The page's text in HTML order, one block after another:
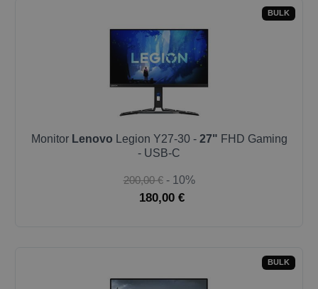
BULK
Monitor Lenovo Legion Y27-30 - 27" FHD Gaming
- USB-C
200,00 € - 10%
180,00 €
BULK